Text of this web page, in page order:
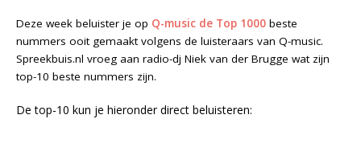
Deze week beluister je op Q-music de Top 1000 beste
nummers ooit gemaakt volgens de luisteraars van Q-music.
Spreekbuis.nl vroeg aan radio-dj Niek van der Brugge wat zijn
top-10 beste nummers zijn.
De top-10 kun je hieronder direct beluisteren: